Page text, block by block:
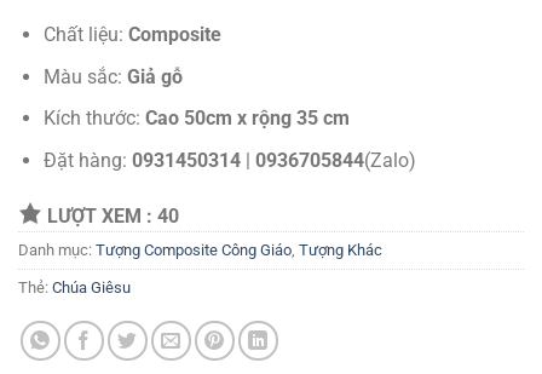
Chất liệu: Composite
Màu sắc: Giả gỗ
Kích thước: Cao 50cm x rộng 35 cm
Đặt hàng: 0931450314| 0936705844(Zalo)
LƯỢT XEM : 40
Danh mục: Tượng Composite Công Giáo Tượng Khác
Thẻ: Chúa Giêsu